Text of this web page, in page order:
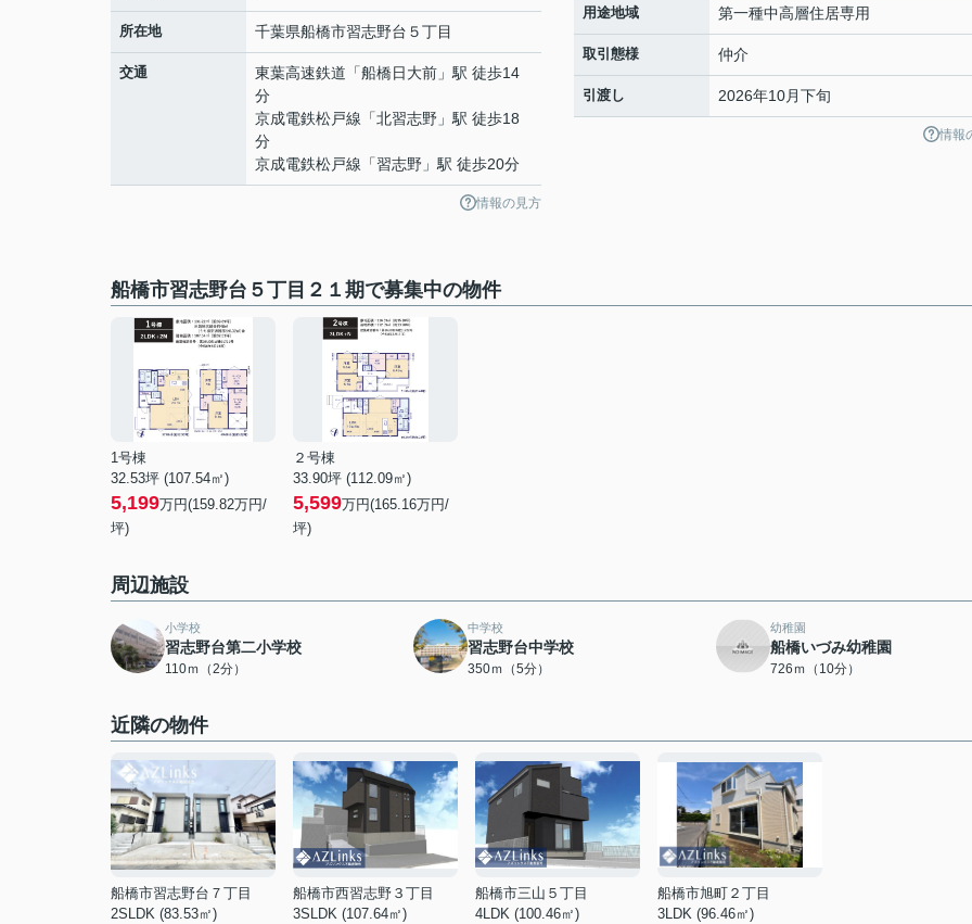
所在地 千葉県船橋市習志野台 ５丁目
交通 東葉高速鉄道 「船橋日大前 」駅 徒歩14
分
京成電鉄松戸線 「北習志野 」駅 徒歩18
分
京成電鉄松戸線 「習志野 」駅 徒歩20分
情報の見方
用途地域 第一種中高層住居専用
取引態様 仲介
引渡し 2026年10月下旬
情報
船橋市習志野台５丁目２１期で募集中の物件
1号棟
32.53坪 (107.54㎡)
5,199万円(159.82万円/
坪)
２号棟
33.90坪 (112.09㎡)
5,599万円(165.16万円/
坪)
周辺施設
小学校
習志野台第二小学校
110ｍ（2分）
中学校
習志野台中学校
350ｍ（5分）
幼稚園
船橋いづみ幼稚園
726ｍ（10分）
近隣の物件
船橋市習志野台７丁目
2SLDK (83.53㎡)
船橋市西習志野３丁目
3SLDK (107.64㎡)
船橋市三山５丁目
4LDK (100.46㎡)
船橋市旭町２丁目
3LDK (96.46㎡)